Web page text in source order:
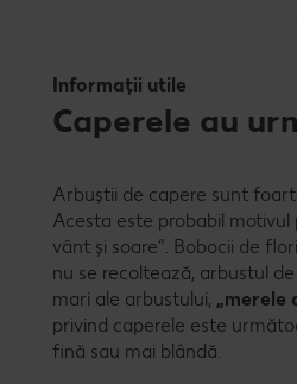
Informații utile
Caperele au
Arbuștii de capere sunt
Acesta este probabil
vânt și soare”. Bobocii de
nu se recoltează, arbustul
mari ale arbustului, „merele
privind caperele este
fină sau mai blândă.